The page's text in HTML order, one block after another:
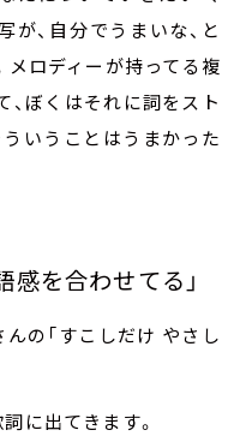
、自分でうまいな、と
メロディーが持ってる複
ぼくはそれに詞をスト
いうことはうまかった
感を合わせてる」
の「すこしだけ やさし
に出てきます。